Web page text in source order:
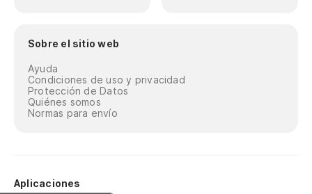
Sobre el sitio web
Ayuda
Condiciones de uso y privacidad
Protección de Datos
Quiénes somos
Normas para envío
Aplicaciones